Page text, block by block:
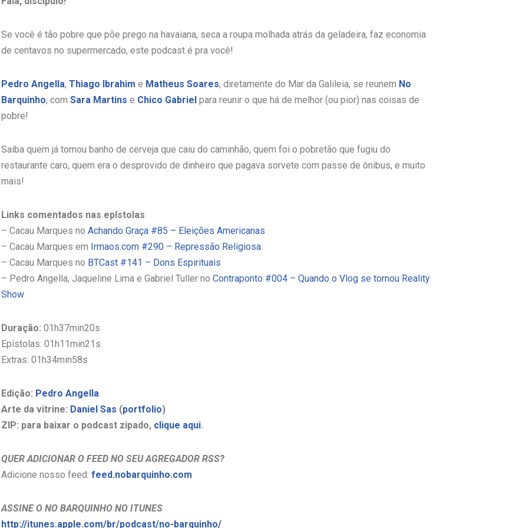
Se você é tão pobre que põe prego na havaiana, seca a roupa molhada atrás da geladeira, faz economia
de centavos no supermercado, este podcast é pra você!
Pedro Angella, Thiago Ibrahim e Matheus Soares, diretamente do Mar da Galileia, se reunem No
Barquinho, com Sara Martins e Chico Gabriel para reunir o que há de melhor (ou pior) nas coisas de
pobre!
Saiba quem já tomou banho de cerveja que caiu do caminhão, quem foi o pobretão que fugiu do
restaurante caro, quem era o desprovido de dinheiro que pagava sorvete com passe de ônibus, e muito
mais!
Links comentados nas epístolas
– Cacau Marques no Achando Graça #85 – Eleições Americanas
– Cacau Marques em Irmaos.com #290 – Repressão Religiosa
– Cacau Marques no BTCast #141 – Dons Espirituais
– Pedro Angella, Jaqueline Lima e Gabriel Tuller no Contraponto #004 – Quando o Vlog se tornou Reality
Show
Duração: 01h37min20s
Epístolas: 01h11min21s
Extras: 01h34min58s
Edição: Pedro Angella
Arte da vitrine: Daniel Sas (portfolio)
ZIP: para baixar o podcast zipado, clique aqui.
QUER ADICIONAR O FEED NO SEU AGREGADOR RSS?
Adicione nosso feed: feed.nobarquinho.com
ASSINE O NO BARQUINHO NO ITUNES
http://itunes.apple.com/br/podcast/no-barquinho/